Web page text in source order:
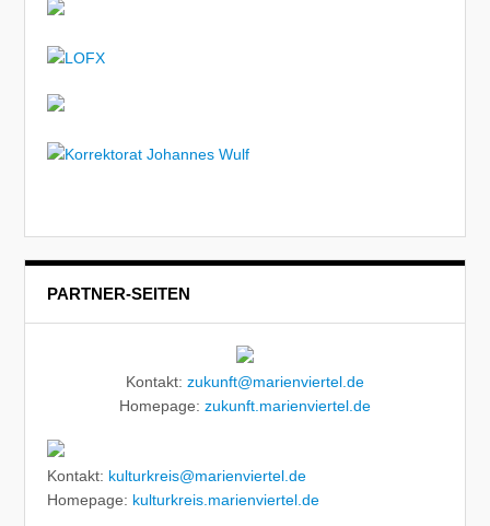
PARTNER-SEITEN
Kontakt: zukunft@marienviertel.de
Homepage: zukunft.marienviertel.de
Kontakt: kulturkreis@marienviertel.de
Homepage: kulturkreis.marienviertel.de